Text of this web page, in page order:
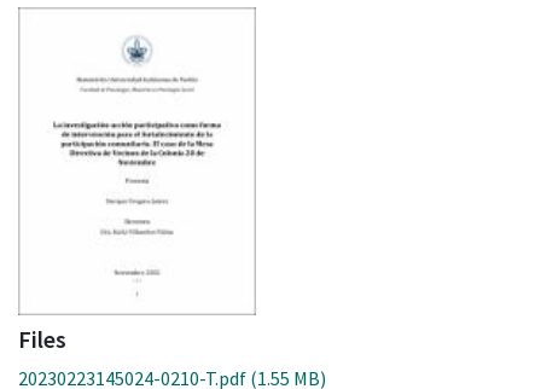
Files
20230223145024-0210-T.pdf (1.55 MB)